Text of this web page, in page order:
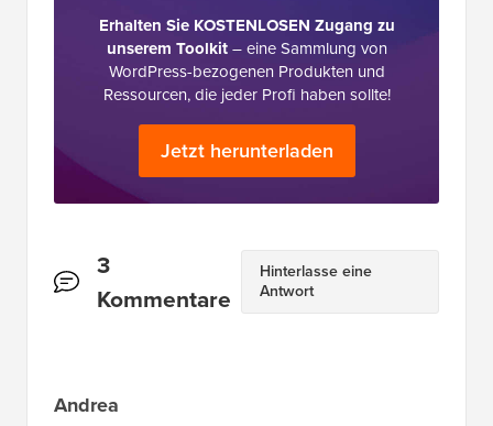
Erhalten Sie KOSTENLOSEN Zugang zu
unserem Toolkit– eine Sammlung von
WordPress-bezogenen Produkten und
Ressourcen, die jeder Profi haben sollte!
Jetzt herunterladen
Leserinteraktionen
3
Kommentare
Hinterlasse eine
Antwort
Andrea